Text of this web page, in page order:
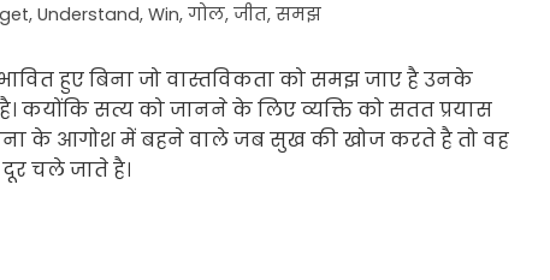
, Understand, Win, गोल, जीत, समझ
हुए बिना जो वास्तविकता को समझ जाए है उनके
कयोंकि सत्य को जानने के लिए व्यक्ति को सतत प्रयास
के आगोश में बहने वाले जब सुख की खोज करते है तो वह
चले जाते है।